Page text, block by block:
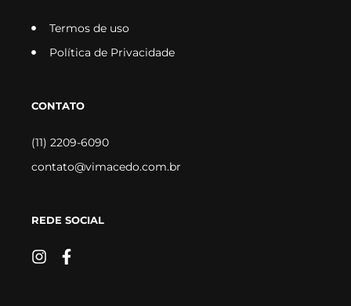
Termos de uso
Política de Privacidade
CONTATO
(11) 2209-6090
contato@vimacedo.com.br
REDE SOCIAL